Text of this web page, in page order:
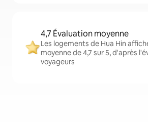
4,7 Évaluation moyenne
Les logements de Hua Hin
moyenne de 4,7 sur 5, d'après
voyageurs